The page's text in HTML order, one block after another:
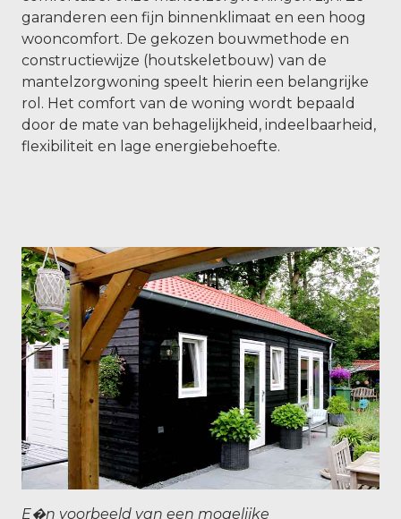
garanderen een fijn binnenklimaat en een hoog
wooncomfort. De gekozen bouwmethode en
constructiewijze (houtskeletbouw) van de
mantelzorgwoning speelt hierin een belangrijke
rol. Het comfort van de woning wordt bepaald
door de mate van behagelijkheid, indeelbaarheid,
flexibiliteit en lage energiebehoefte.
E�n voorbeeld van een mogelijke